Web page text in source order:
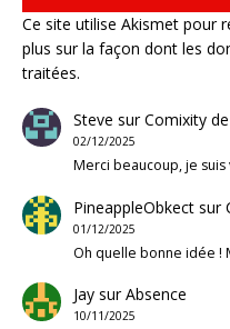
Ce site utilise Akismet pour
plus sur la façon dont les
traitées.
Steve surComixity
02/12/2025
Merci beaucoup, je
PineappleObkectsur
01/12/2025
Oh quelle bonne idée !
JaysurAbsence
10/11/2025